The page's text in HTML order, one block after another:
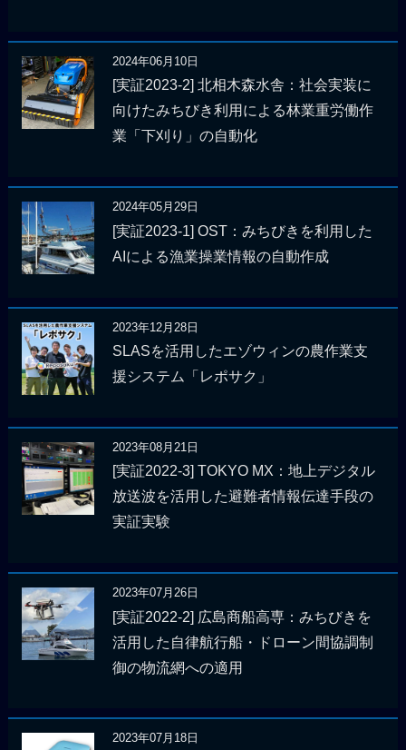
2024年06月10日
[実証2023-2] 北相木森水舎：社会実装に
向けたみちびき利用による林業重労働作
業「下刈り」の自動化
2024年05月29日
[実証2023-1] OST：みちびきを利用した
AIによる漁業操業情報の自動作成
2023年12月28日
SLASを活用したエゾウィンの農作業支
援システム「レポサク」
2023年08月21日
[実証2022-3] TOKYO MX：地上デジタル
放送波を活用した避難者情報伝達手段の
実証実験
2023年07月26日
[実証2022-2] 広島商船高専：みちびきを
活用した自律航行船・ドローン間協調制
御の物流網への適用
2023年07月18日